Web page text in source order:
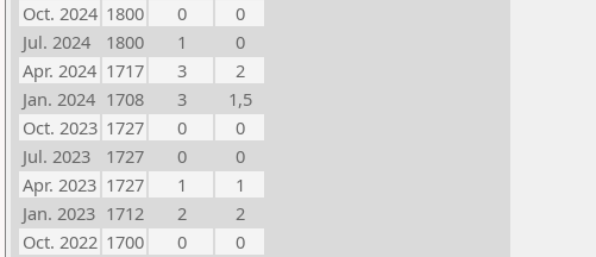
Oct. 2024 1800 0
0
Jul. 2024
1800 1
0
Apr. 2024 1717 3
2
Jan. 2024 1708 3
1,5
Oct. 2023 1727 0
0
Jul. 2023
1727 0
0
Apr. 2023 1727 1
1
Jan. 2023 1712 2
2
Oct. 2022 1700 0
0